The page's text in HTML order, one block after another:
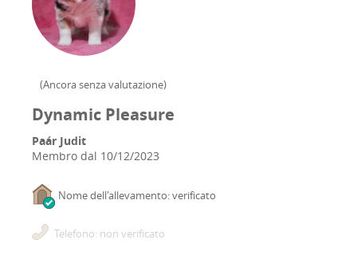
(Ancora senza valutazione)
Dynamic Pleasure
Paár Judit
Membro dal 10/12/2023
Nome dell'allevamento: verificato
Telefono: non verificato